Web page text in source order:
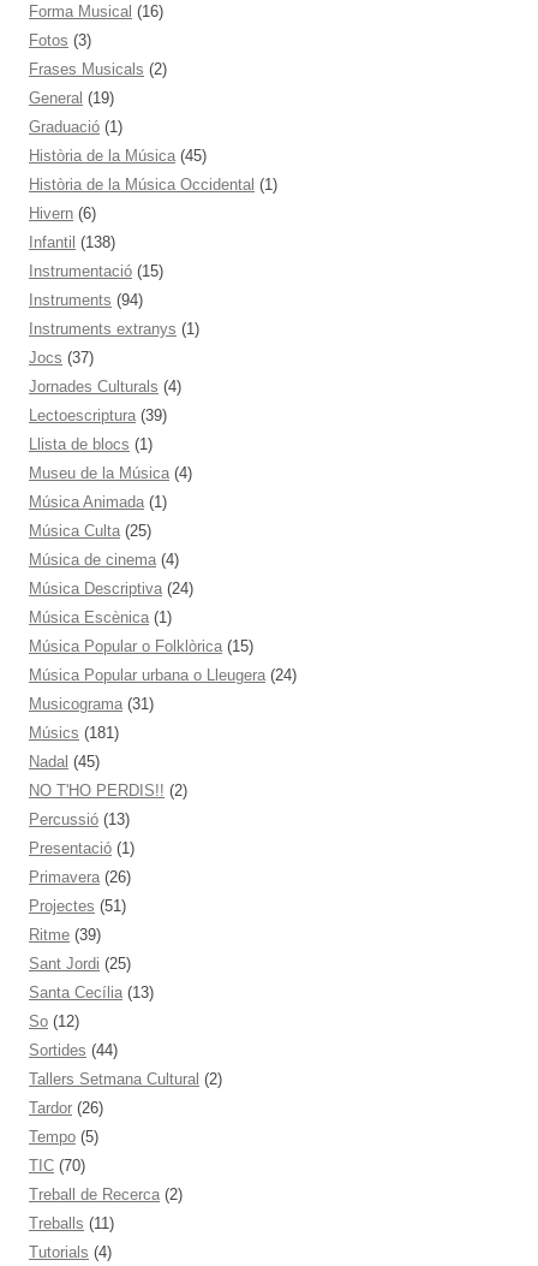
Forma Musical (16)
Fotos (3)
Frases Musicals (2)
General (19)
Graduació (1)
Història de la Música (45)
Història de la Música Occidental (1)
Hivern (6)
Infantil (138)
Instrumentació (15)
Instruments (94)
Instruments extranys (1)
Jocs (37)
Jornades Culturals (4)
Lectoescriptura (39)
Llista de blocs (1)
Museu de la Música (4)
Música Animada (1)
Música Culta (25)
Música de cinema (4)
Música Descriptiva (24)
Música Escènica (1)
Música Popular o Folklòrica (15)
Música Popular urbana o Lleugera (24)
Musicograma (31)
Músics (181)
Nadal (45)
NO T'HO PERDIS!! (2)
Percussió (13)
Presentació (1)
Primavera (26)
Projectes (51)
Ritme (39)
Sant Jordi (25)
Santa Cecília (13)
So (12)
Sortides (44)
Tallers Setmana Cultural (2)
Tardor (26)
Tempo (5)
TIC (70)
Treball de Recerca (2)
Treballs (11)
Tutorials (4)